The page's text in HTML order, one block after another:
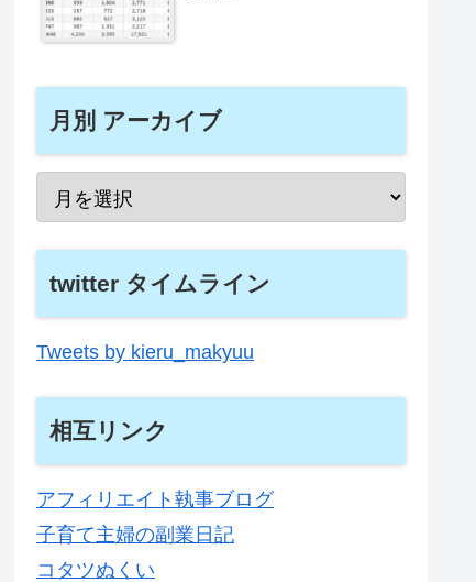
月別 アーカイブ
twitter タイムライン
Tweets by kieru_makyuu
相互リンク
アフィリエイト執事ブログ
子育て主婦の副業日記
コタツぬくい